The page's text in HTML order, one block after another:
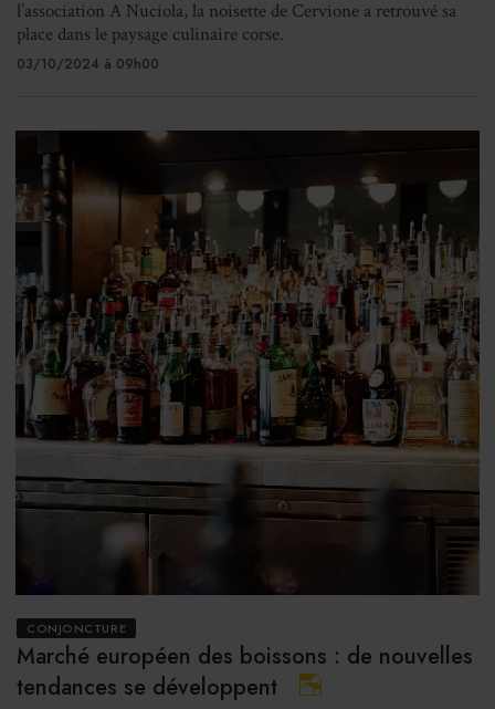
l’association A Nuciola, la noisette de Cervione a retrouvé sa
place dans le paysage culinaire corse.
03/10/2024 à 09h00
CONJONCTURE
Marché européen des boissons : de nouvelles
tendances se développent